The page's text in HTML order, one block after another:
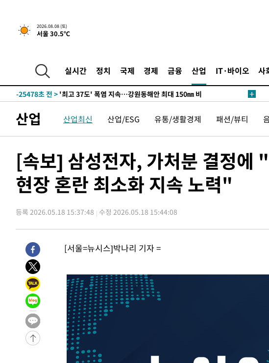
2026.08.08 (토)
서울 30.5℃
실시간 정치 국제 경제 금융 산업 IT·바이오 사
-18604초 전 >
-25478초 전 > '최고 37도' 폭염 지속…강원동해안 최대 150㎜ 비
-25478초 전 >
'최고 37도' 폭염 지속…강원동해안 최대 150㎜ 비
-18604초 전 >[속보]뉴욕증시 상승 마감…S&P 0.6% 나스닥 1.3%↑
산업 산업최신 산업/ESG 유통/생활경제 패션/뷰티
[속보] 삼성전자, 가처분 결정에
현장 혼란 최소화 지속 노력"
등록 2026.05.18 15:37:48 수정 2026.05.18 15:44:08
[서울=뉴시스]박나리 기자 =